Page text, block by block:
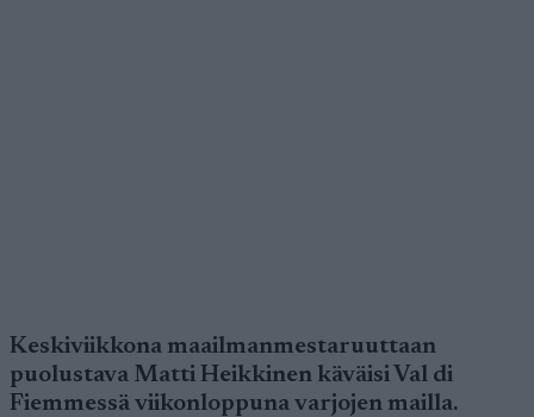
Keskiviikkona maailmanmestaruuttaan
puolustava Matti Heikkinen käväisi Val di
Fiemmessä viikonloppuna varjojen mailla.